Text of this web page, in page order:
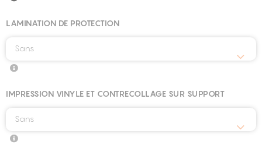
LAMINATION DE PROTECTION
Sans
IMPRESSION VINYLE ET CONTRECOLLAGE SUR SUPPORT
Sans